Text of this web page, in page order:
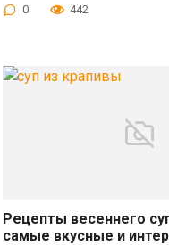
0 442
Рецепты весеннего
самые вкусные и